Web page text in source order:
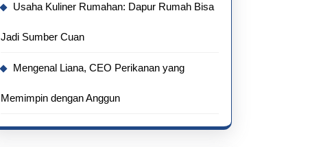
Usaha Kuliner Rumahan: Dapur Rumah Bisa
Jadi Sumber Cuan
Mengenal Liana, CEO Perikanan yang
Memimpin dengan Anggun